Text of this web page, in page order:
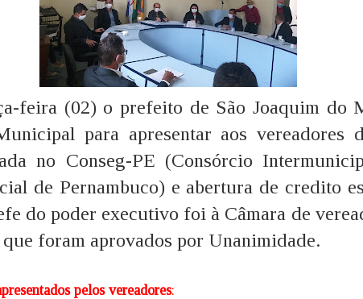
feira (02) o prefeito de São Joaquim do
para apresentar aos vereadores
no Conseg-PE (Consórcio
de Pernambuco) e abertura de credito
do poder executivo foi à Câmara de
foram aprovados por Unanimidade.
pelos vereadores: